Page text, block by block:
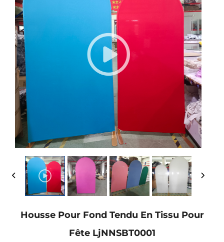
Housse Pour Fond Tendu En Tissu Pour
Fête LjNNSBT0001